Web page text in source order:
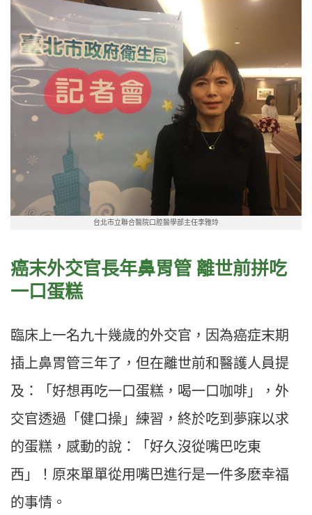
台北市立聯合醫院口腔醫學部主任李雅玲
癌末外交官長年鼻胃管 離世前拼吃
一口蛋糕
臨床上一名九十幾歲的外交官，因為癌症末期
插上鼻胃管三年了，但在離世前和醫護人員提
及：「好想再吃一口蛋糕，喝一口咖啡」，外
交官透過「健口操」練習，終於吃到夢寐以求
的蛋糕，感動的說：「好久沒從嘴巴吃東
西」！原來單單從用嘴巴進行是一件多麽幸福
的事情。